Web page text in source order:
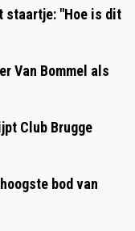
staartje: "Hoe is dit
Van Bommel als
Club Brugge
bod van